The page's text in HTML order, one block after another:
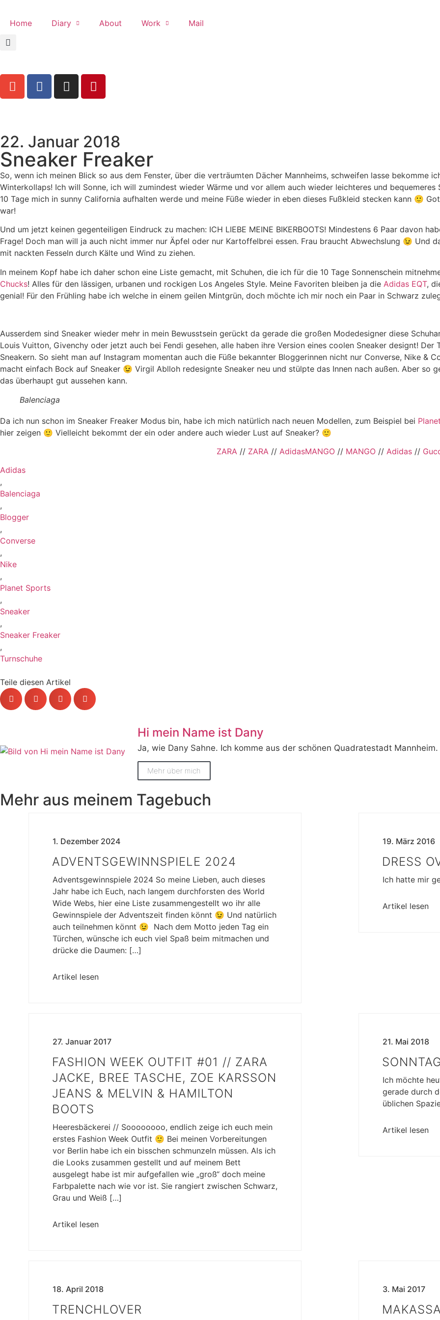
Home Diary About Work Mail
22. Januar 2018
Sneaker Freaker
So, wenn ich meinen Blick so aus dem Fenster, über die verträumten Dächer Mannheims, schweifen lasse bekomme
Winterkollaps! Ich will Sonne, ich will zumindest wieder Wärme und vor allem auch wieder leichteres und bequemeres
10 Tage mich in sunny California aufhalten werde und meine Füße wieder in eben dieses Fußkleid stecken kann 🙂
war!
Und um jetzt keinen gegenteiligen Eindruck zu machen: ICH LIEBE MEINE BIKERBOOTS! Mindestens 6 Paar davon
Frage! Doch man will ja auch nicht immer nur Äpfel oder nur Kartoffelbrei essen. Frau braucht Abwechslung 😉 Und
mit nackten Fesseln durch Kälte und Wind zu ziehen.
In meinem Kopf habe ich daher schon eine Liste gemacht, mit Schuhen, die ich für die 10 Tage Sonnenschein
Chucks! Alles für den lässigen, urbanen und rockigen Los Angeles Style. Meine Favoriten bleiben ja die Adidas EQT,
genial! Für den Frühling habe ich welche in einem geilen Mintgrün, doch möchte ich mir noch ein Paar in Schwarz
Ausserdem sind Sneaker wieder mehr in mein Bewusstsein gerückt da gerade die großen Modedesigner diese
Louis Vuitton, Givenchy oder jetzt auch bei Fendi gesehen, alle haben ihre Version eines coolen Sneaker designt!
Sneakern. So sieht man auf Instagram momentan auch die Füße bekannter Bloggerinnen nicht nur Converse, Nike &
macht einfach Bock auf Sneaker 😉 Virgil Ablloh redesignte Sneaker neu und stülpte das Innen nach außen. Aber so
das überhaupt gut aussehen kann.
Balenciaga
Da ich nun schon im Sneaker Freaker Modus bin, habe ich mich natürlich nach neuen Modellen, zum Beispiel bei
hier zeigen 🙂 Vielleicht bekommt der ein oder andere auch wieder Lust auf Sneaker? 🙂
ZARA // ZARA // AdidasMANGO// MANGO// Adidas//
Adidas
,
Balenciaga
,
Blogger
,
Converse
,
Nike
,
Planet Sports
,
Sneaker
,
Sneaker Freaker
,
Turnschuhe
Teile diesen Artikel
Hi mein Name ist Dany
Ja, wie Dany Sahne. Ich komme aus der schönen Quadratestadt
Mehr über mich
Mehr aus meinem Tagebuch
1. Dezember 2024
ADVENTSGEWINNSPIELE 2024
Adventsgewinnspiele 2024 So meine Lieben, auch dieses
Jahr habe ich Euch, nach langem durchforsten des World
Wide Webs, hier eine Liste zusammengestellt wo ihr alle
Gewinnspiele der Adventszeit finden könnt 😉 Und natürlich
auch teilnehmen könnt 😉 Nach dem Motto jeden Tag ein
Türchen, wünsche ich euch viel Spaß beim mitmachen und
drücke die Daumen: […]
Artikel lesen
19. März 2016
DRESS
Ich hatte mir
Artikel lesen
27. Januar 2017
FASHION WEEK OUTFIT #01 // ZARA
JACKE, BREE TASCHE, ZOE KARSSON
JEANS & MELVIN & HAMILTON
BOOTS
Heeresbäckerei // Soooooooo, endlich zeige ich euch mein
erstes Fashion Week Outfit 🙂 Bei meinen Vorbereitungen
vor Berlin habe ich ein bisschen schmunzeln müssen. Als ich
die Looks zusammen gestellt und auf meinem Bett
ausgelegt habe ist mir aufgefallen wie „groß“ doch meine
Farbpalette nach wie vor ist. Sie rangiert zwischen Schwarz,
Grau und Weiß […]
Artikel lesen
21. Mai 2018
Ich möchte
gerade durch
üblichen
Artikel lesen
18. April 2018
TRENCHLOVER
3. Mai 2017